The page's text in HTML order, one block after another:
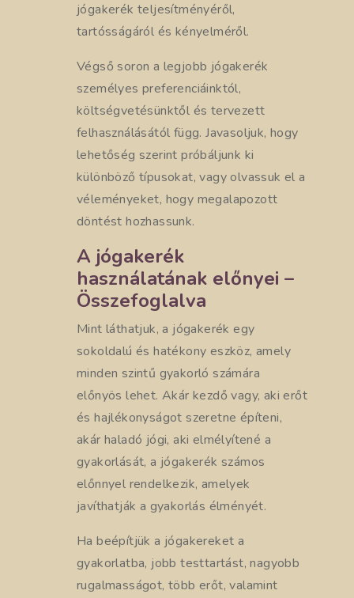
jógakerék teljesítményéről,
tartósságáról és kényelméről.
Végső soron a legjobb jógakerék
személyes preferenciáinktól,
költségvetésünktől és tervezett
felhasználásától függ. Javasoljuk, hogy
lehetőség szerint próbáljunk ki
különböző típusokat, vagy olvassuk el a
véleményeket, hogy megalapozott
döntést hozhassunk.
A jógakerék
használatának előnyei –
Összefoglalva
Mint láthatjuk, a jógakerék egy
sokoldalú és hatékony eszköz, amely
minden szintű gyakorló számára
előnyös lehet. Akár kezdő vagy, aki erőt
és hajlékonyságot szeretne építeni,
akár haladó jógi, aki elmélyítené a
gyakorlását, a jógakerék számos
előnnyel rendelkezik, amelyek
javíthatják a gyakorlás élményét.
Ha beépítjük a jógakereket a
gyakorlatba, jobb testtartást, nagyobb
rugalmasságot, több erőt, valamint